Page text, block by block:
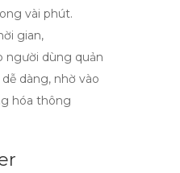
vài phút.
gian,
người dùng quản
dàng, nhờ vào
hóa thông